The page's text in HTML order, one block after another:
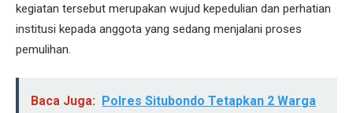
kegiatan tersebut merupakan wujud kepedulian dan perhatian
institusi kepada anggota yang sedang menjalani proses
pemulihan.
Baca Juga: Polres Situbondo Tetapkan 2 Warga